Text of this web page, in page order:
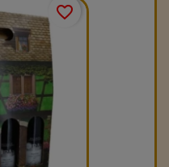
favorite_border